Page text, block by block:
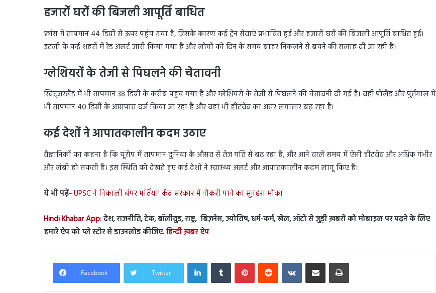
हजारों घरों की बिजली आपूर्ति बाधित
फ्रांस में तापमान 44 डिग्री से ऊपर पहुंच गया है, जिसके कारण कई ट्रेन सेवाएं प्रभावित हुईं और हजारों घरों की बिजली आपूर्ति बाधित हुई।
इटली के कई शहरों में रेड अलर्ट जारी किया गया है और लोगों को दिन के समय बाहर निकलने से बचने की सलाह दी जा रही है।
ग्लेशियरों के तेजी से पिघलने की चेतावनी
स्विट्जरलैंड में भी तापमान 38 डिग्री के करीब पहुंच गया है और ग्लेशियरों के तेजी से पिघलने की चेतावनी दी गई है। वहीं पोलैंड और पुर्तगाल में
भी तापमान 40 डिग्री के आसपास दर्ज किया जा रहा है और वहां भी हीटवेव का असर लगातार बढ़ रहा है।
कई देशों ने आपातकालीन कदम उठाए
वैज्ञानिकों का कहना है कि यूरोप में तापमान दुनिया के औसत से तेज गति से बढ़ रहा है, और आने वाले समय में ऐसी हीटवेव और अधिक गंभीर
और लंबी हो सकती हैं। इस स्थिति को देखते हुए कई देशों ने स्वास्थ्य अलर्ट और आपातकालीन कदम लागू किए हैं।
ये भी पढ़ें-UPSC ने निकाली बंपर भर्तियां! केंद्र सरकार में नौकरी पाने का सुनहरा मौका
Hindi Khabar App:देश, राजनीति, टेक, बॉलीवुड, राष्ट्र, बिज़नेस, ज्योतिष, धर्म-कर्म, खेल, ऑटो से जुड़ी ख़बरों को मोबाइल पर पढ़ने के लिए
हमारे ऐप को प्ले स्टोर से डाउनलोड कीजिए.हिन्दी ख़बर ऐप
Facebook Twitter
LinkedInTumblr PinterestReddit VKontakteShare via Email Print